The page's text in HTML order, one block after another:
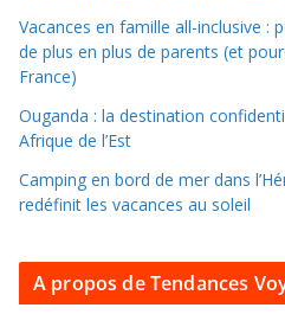
a
n
s
e
a
i
Vacances en famille all-inclusive
de plus en plus de parents (et
France)
Ouganda : la destination
Afrique de l’Est
Camping en bord de mer dans
redéfinit les vacances au soleil
A propos de Tendances